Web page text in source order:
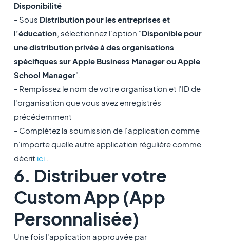
Disponibilité
- Sous Distribution pour les entreprises et
l'éducation, sélectionnez l'option "Disponible pour
une distribution privée à des organisations
spécifiques sur Apple Business Manager ou Apple
School Manager".
- Remplissez le nom de votre organisation et l'ID de
l'organisation que vous avez enregistrés
précédemment
- Complétez la soumission de l'application comme
n'importe quelle autre application régulière comme
décrit ici.
6. Distribuer votre
Custom App (App
Personnalisée)
Une fois l'application approuvée par